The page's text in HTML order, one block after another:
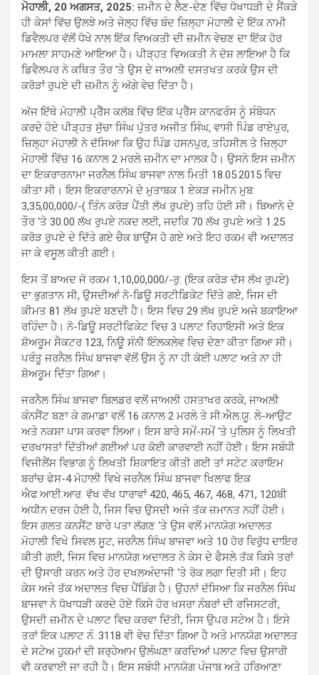
ਮੋਹਾਲੀ, 20 ਅਗਸਤ, 2025: ਜ਼ਮੀਨ ਦੇ ਲੈਣ-ਦੇਣ ਵਿੱਚ ਧੋਖਾਧੜੀ ਦੇ ਸੈਂਕੜੇ
ਹੀ ਕੇਸਾਂ ਵਿੱਚ ਉਲਝੇ ਅਤੇ ਜੇਲ੍ਹ ਵਿੱਚ ਬੰਦ ਜ਼ਿਲ੍ਹਾ ਮੋਹਾਲੀ ਦੇ ਇੱਕ ਨਾਮੀ
ਡਿਵੈਲਪਰ ਵੱਲੋਂ ਧੋਖੇ ਨਾਲ ਇੱਕ ਵਿਅਕਤੀ ਦੀ ਜ਼ਮੀਨ ਵੇਚਣ ਦਾ ਇੱਕ ਹੋਰ
ਮਾਮਲਾ ਸਾਹਮਣੇ ਆਇਆ ਹੈ। ਪੀੜ੍ਹਤ ਵਿਅਕਤੀ ਨੇ ਦੋਸ਼ ਲਾਇਆ ਹੈ ਕਿ
ਡਿਵੈਲਪਰ ਨੇ ਕਥਿਤ ਤੌਰ ‘ਤੇ ਉਸ ਦੇ ਜਾਅਲੀ ਦਸਤਖਤ ਕਰਕੇ ਉਸ ਦੀ
ਕਰੋੜਾਂ ਰੁਪਏ ਦੀ ਜ਼ਮੀਨ ਨੂੰ ਅੱਗੇ ਵੇਚ ਦਿੱਤਾ ਹੈ।
ਅੱਜ ਇੱਥੇ ਮੋਹਾਲੀ ਪ੍ਰੈੱਸ ਕਲੱਬ ਵਿੱਚ ਇੱਕ ਪ੍ਰੈੱਸ ਕਾਨਫਰੰਸ ਨੂੰ ਸੰਬੋਧਨ
ਕਰਦੇ ਹੋਏ ਪੀੜ੍ਹਤ ਸੁੱਚਾ ਸਿੰਘ ਪੁੱਤਰ ਅਜੀਤ ਸਿੰਘ, ਵਾਸੀ ਪਿੰਡ ਰਾਏਪੁਰ,
ਜ਼ਿਲ੍ਹਾ ਮੋਹਾਲੀ ਨੇ ਦੱਸਿਆ ਕਿ ਉਹ ਪਿੰਡ ਹਸਨਪੁਰ, ਤਹਿਸੀਲ ਤੇ ਜ਼ਿਲ੍ਹਾ
ਮੋਹਾਲੀ ਵਿੱਚ 16 ਕਨਾਲ 2 ਮਰਲੇ ਜ਼ਮੀਨ ਦਾ ਮਾਲਕ ਹੈ। ਉਸਨੇ ਇਸ ਜ਼ਮੀਨ
ਦਾ ਇਕਰਾਰਨਾਮਾ ਜਰਨੈਲ ਸਿੰਘ ਬਾਜਵਾ ਨਾਲ ਮਿਤੀ 18.05.2015 ਵਿਚ
ਕੀਤਾ ਸੀ। ਇਸ ਇਕਰਾਰਨਾਮੇ ਦੇ ਮੁਤਾਬਕ 1 ਏਕੜ ਜਮੀਨ ਮੁਬ:
3,35,00,000/-( ਤਿੰਨ ਕਰੋੜ ਪੈਂਤੀ ਲੱਖ ਰੁਪਏ) ਤਹਿ ਹੋਈ ਸੀ। ਬਿਆਨੇ ਦੇ
ਤੌਰ ‘ਤੇ 30.00 ਲੱਖ ਰੁਪਏ ਨਕਦ ਲਈ, ਜਦਕਿ 70 ਲੱਖ ਰੁਪਏ ਅਤੇ 1.25
ਕਰੋੜ ਰੁਪਏ ਦੇ ਦਿੱਤੇ ਗਏ ਚੈਕ ਬਾਉਂਸ ਹੋ ਗਏ ਅਤੇ ਇਹ ਰਕਮ ਵੀ ਅਦਾਲਤ
ਜਾ ਕੇ ਵਸੂਲ ਕੀਤੀ ਗਈ।
ਇਸ ਤੋਂ ਬਾਅਦ ਜੋ ਰਕਮ 1,10,00,000/-ਰੁ: (ਇਕ ਕਰੋੜ ਦੱਸ ਲੱਖ ਰੁਪਏ)
ਦਾ ਭੁਗਤਾਨ ਸੀ, ਉਸਦੀਆਂ ਨੋ-ਡਿਊ ਸਰਟੀਡਿਕੇਟ ਦਿੱਤੇ ਗਏ, ਜਿਸ ਦੀ
ਕੀਮਤ 81 ਲੱਖ ਰੁਪਏ ਬਣਦੀ ਹੈ। ਇਸ ਵਿਚ 29 ਲੱਖ ਰੁਪਏ ਅਜੇ ਬਕਾਇਆ
ਰਹਿੰਦਾ ਹੈ। ਨੋ-ਡਿਊ ਸਰਟੀਫਿਕੇਟ ਵਿਚ 3 ਪਲਾਟ ਰਿਹਾਇਸੀ ਅਤੇ ਇਕ
ਸ਼ੋਅਰੂਮ ਸੈਕਟਰ 123, ਨਿਊ ਸੰਨੀ ਇੰਲਕਲੇਵ ਵਿਚ ਦੇਣਾ ਕੀਤਾ ਗਿਆ ਸੀ।
ਪਰੰਤੂ ਜਰਨੈਲ ਸਿੰਘ ਬਾਜਵਾ ਵੱਲੋਂ ਉਸ ਨੂੰ ਨਾ ਹੀ ਕੋਈ ਪਲਾਟ ਅਤੇ ਨਾ ਹੀ
ਸ਼ੋਅਰੂਮ ਦਿੱਤਾ ਗਿਆ।
ਜਰਨੈਲ ਸਿੰਘ ਬਾਜਵਾ ਬਿਲਡਰ ਵਲੋਂ ਜਾਅਲੀ ਹਸਤਾਖਰ ਕਰਕੇ, ਜਾਅਲੀ
ਕੰਨਸੈਂਟ ਬਣਾ ਕੇ ਗਮਾਡਾ ਵਲੋਂ 16 ਕਨਾਲ 2 ਮਰਲੇ ਤੇ ਸੀ.ਐਲ.ਯੂ. ਲੇ-ਆਉਟ
ਅਤੇ ਨਕਸ਼ਾ ਪਾਸ ਕਰਵਾ ਲਿਆ। ਇਸ ਬਾਰੇ ਸਮੇਂ-ਸਮੇਂ ‘ਤੇ ਪੁਲਿਸ ਨੂੰ ਲਿਖਤੀ
ਦਰਖਾਸਤਾਂ ਦਿੱਤੀਆਂ ਗਈਆਂ ਪਰ ਕੋਈ ਕਾਰਵਾਈ ਨਹੀਂ ਹੋਈ। ਇਸ ਸਬੰਧੀ
ਵਿਜੀਲੈਂਸ ਵਿਭਾਗ ਨੂੰ ਲਿਖਤੀ ਸ਼ਿਕਾਇਤ ਕੀਤੀ ਗਈ ਤਾਂ ਸਟੇਟ ਕਰਾਇਮ
ਬਰਾਂਚ ਫੇਸ-4 ਮੋਹਾਲੀ ਵਿਖੇ ਜਰਨੈਲ ਸਿੰਘ ਬਾਜਵਾ ਖਿਲਾਫ ਇਕ
ਐਫ.ਆਈ.ਆਰ. ਵੱਖ ਵੱਖ ਧਾਰਾਵਾਂ 420, 465, 467, 468, 471, 120ਬੀ
ਅਧੀਨ ਦਰਜ ਹੋਈ ਹੈ, ਜਿਸ ਵਿਚ ਉਸਦੀ ਅਜੇ ਤੱਕ ਜ਼ਮਾਨਤ ਨਹੀਂ ਹੋਈ।
ਇਸ ਗਲਤ ਕਨਸੈਂਟ ਬਾਰੇ ਪਤਾ ਲੱਗਣ ‘ਤੇ ਉਸ ਵਲੋਂ ਮਾਨਯੋਗ ਅਦਾਲਤ
ਮੋਹਾਲੀ ਵਿਖੇ ਸਿਵਲ ਸੂਟ, ਜਰਨੈਲ ਸਿੰਘ ਬਾਜਵਾ ਅਤੇ 10 ਹੋਰ ਵਿਰੁੱਧ ਦਾਇਰ
ਕੀਤੀ ਗਈ, ਜਿਸ ਵਿਚ ਮਾਨਯੋਗ ਅਦਾਲਤ ਨੇ ਕੇਸ ਦੇ ਫੈਸਲੇ ਤੱਕ ਕਿਸੇ ਤਰਾਂ
ਦੀ ਉਸਾਰੀ ਕਰਨ ਅਤੇ ਹੋਰ ਦਖਲਅੰਦਾਜੀ ‘ਤੇ ਰੋਕ ਲਗਾ ਦਿਤੀ ਸੀ। ਇਹ
ਕੇਸ ਅਜੇ ਤੱਕ ਅਦਾਲਤ ਵਿਚ ਪੈਂਡਿੰਗ ਹੈ। ਉਹਨਾਂ ਦੱਸਿਆ ਕਿ ਜਰਨੈਲ ਸਿੰਘ
ਬਾਜਵਾ ਨੇ ਧੋਖਾਧੜੀ ਕਰਦੇ ਹੋਏ ਕਿਸੇ ਹੋਰ ਖਸਰਾ ਨੰਬਰਾਂ ਦੀ ਰਜਿਸਟਰੀ,
ਉਸਦੀ ਜ਼ਮੀਨ ਦੇ ਪਲਾਟ ਵਿਚ ਕਰਵਾ ਦਿੱਤੀ, ਜਿਸ ਉਪਰ ਸਟੇਅ ਹੈ। ਇਸੇ
ਤਰਾਂ ਇਕ ਪਲਾਟ ਨੰ. 3118 ਵੀ ਵੇਚ ਦਿੱਤਾ ਗਿਆ ਹੈ ਅਤੇ ਮਾਨਯੋਗ ਅਦਾਲਤ
ਦੇ ਸਟੇਅ ਹੁਕਮਾਂ ਦੀ ਸ਼ਰ੍ਹੇਆਮ ਉਲੰਘਣਾ ਕਰਦਿਆਂ ਪਲਾਟ ਵਿਚ ਉਸਾਰੀ
ਵੀ ਕਰਵਾਈ ਜਾ ਰਹੀ ਹੈ। ਇਸ ਸਬੰਧੀ ਮਾਨਯੋਗ ਪੰਜਾਬ ਅਤੇ ਹਰਿਆਣਾ